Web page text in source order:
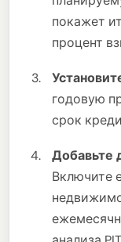
покажет
процент
годовую
срок
Добавьте
Включите